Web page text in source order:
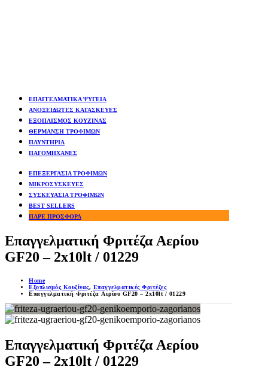
ΕΠΑΓΓΕΛΜΑΤΙΚΑ ΨΥΓΕΙΑ
ΑΝΟΞΕΙΔΩΤΕΣ ΚΑΤΑΣΚΕΥΕΣ
ΕΞΟΠΛΙΣΜΟΣ ΚΟΥΖΙΝΑΣ
ΘΕΡΜΑΝΣΗ ΤΡΟΦΙΜΩΝ
ΠΛΥΝΤΗΡΙΑ
ΠΑΓΟΜΗΧΑΝΕΣ
ΕΠΕΞΕΡΓΑΣΙΑ ΤΡΟΦΙΜΩΝ
ΜΙΚΡΟΣΥΣΚΕΥΕΣ
ΣΥΣΚΕΥΑΣΙΑ ΤΡΟΦΙΜΩΝ
BEST SELLERS
ΠΑΡΕ ΠΡΟΣΦΟΡΑ
Επαγγελματική Φριτέζα Aερίου
GF20 – 2x10lt / 01229
Home
Εξοπλισμός Κουζίνας, Επαγγελματικές Φριτέζες
Επαγγελματική Φριτέζα Aερίου GF20 – 2x10lt / 01229
Επαγγελματική Φριτέζα Aερίου
GF20 – 2x10lt / 01229